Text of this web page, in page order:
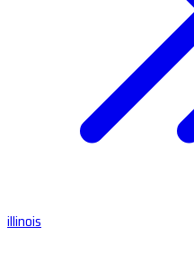
illinois